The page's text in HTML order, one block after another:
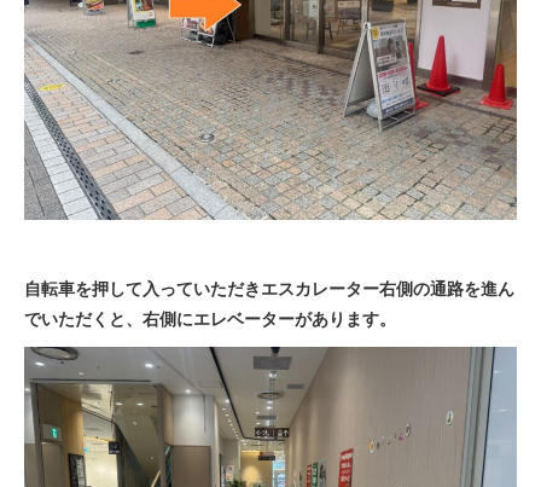
メディア
求人情報
募集中の求人情報
法人様
法人様向け割引
その他
お問い合わせ
自転車を押して入っていただきエスカレーター右側の通路を進ん
でいただくと、右側にエレベーターがあります。